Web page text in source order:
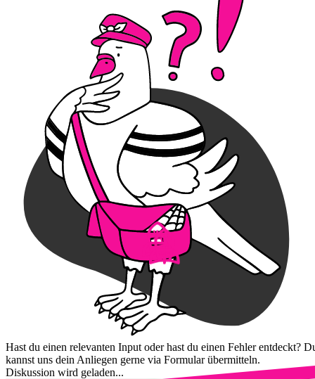
Hast du einen relevanten Input oder hast du einen Fehler entdeckt?
kannst uns dein Anliegen gerne via Formular übermitteln.
Diskussion wird geladen...